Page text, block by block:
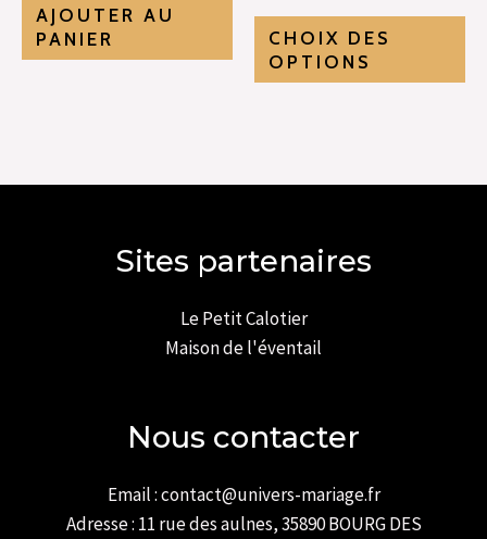
AJOUTER AU
PANIER
CHOIX DES
OPTIONS
Sites partenaires
Le Petit Calotier
Maison de l'éventail
Nous contacter
Email : contact@univers-mariage.fr
Adresse : 11 rue des aulnes, 35890 BOURG DES